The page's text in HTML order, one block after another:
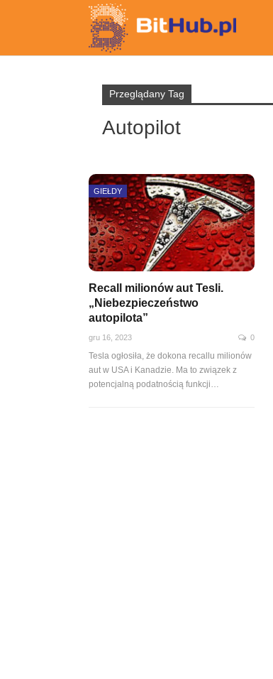
Przeglądany Tag
Autopilot
GIEŁDY
Recall milionów aut Tesli.
„Niebezpieczeństwo
autopilota”
gru 16, 2023 0
Tesla ogłosiła, że dokona recallu milionów
aut w USA i Kanadzie. Ma to związek z
potencjalną podatnością funkcji…